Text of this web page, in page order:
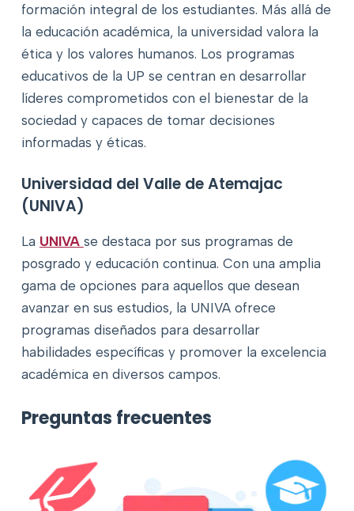
formación integral de los estudiantes. Más allá de
la educación académica, la universidad valora la
ética y los valores humanos. Los programas
educativos de la UP se centran en desarrollar
líderes comprometidos con el bienestar de la
sociedad y capaces de tomar decisiones
informadas y éticas.
Universidad del Valle de Atemajac
(UNIVA)
La UNIVA se destaca por sus programas de
posgrado y educación continua. Con una amplia
gama de opciones para aquellos que desean
avanzar en sus estudios, la UNIVA ofrece
programas diseñados para desarrollar
habilidades específicas y promover la excelencia
académica en diversos campos.
Preguntas frecuentes